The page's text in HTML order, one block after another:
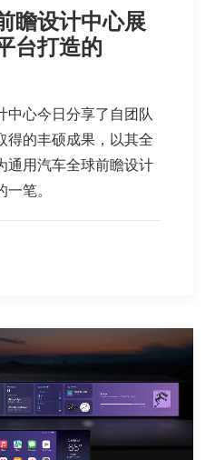
瞻设计中心展
台打造的
中心今日分享了自团队
得的丰硕成果，以其全
通用汽车全球前瞻设计
笔。